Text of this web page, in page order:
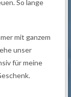
So lange
mit ganzem
unser
für meine